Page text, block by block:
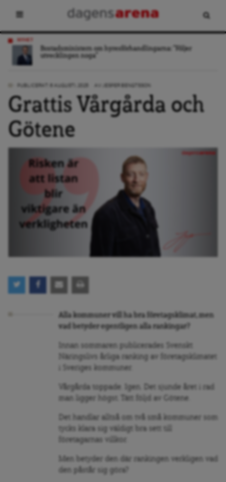
Bostadsministern om hyresförhandlingarna: ”Följer
utvecklingen noga”
Grattis Vårgårda och
Götene
Alla kommuner vill ha bra företagsklimat, men
vad betyder egentligen alla rankingar?
Innan sommaren publicerades Svenskt
Näringslivs årliga ranking av företagsklimatet
i Sveriges kommuner.
Vårgårda toppade. Igen. Det sjunde året i rad
man ligger högst. Tätt följd av Götene.
Det handlar alltså om två små kommuner som
tycks klara sig väldigt bra sett till
företagarnas villkor.
Men betyder den där rankingen verkligen vad
den påstår sig göra?